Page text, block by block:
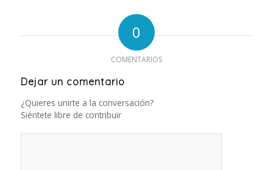
0
COMENTARIOS
Dejar un comentario
¿Quieres unirte a la conversación?
Siéntete libre de contribuir